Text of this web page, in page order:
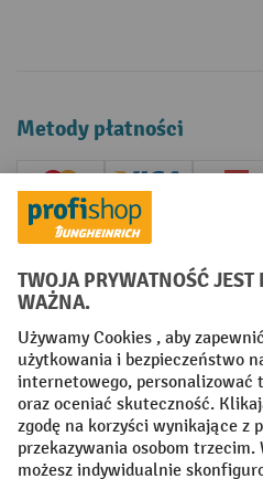
Metody płatności
Creditcard (Master)Creditcard (Visa)
Factura Przedpłata
Sieci społecznościowe
Facebook
YouTube
LinkedIn
Instagram
Regulamin Impressum PL